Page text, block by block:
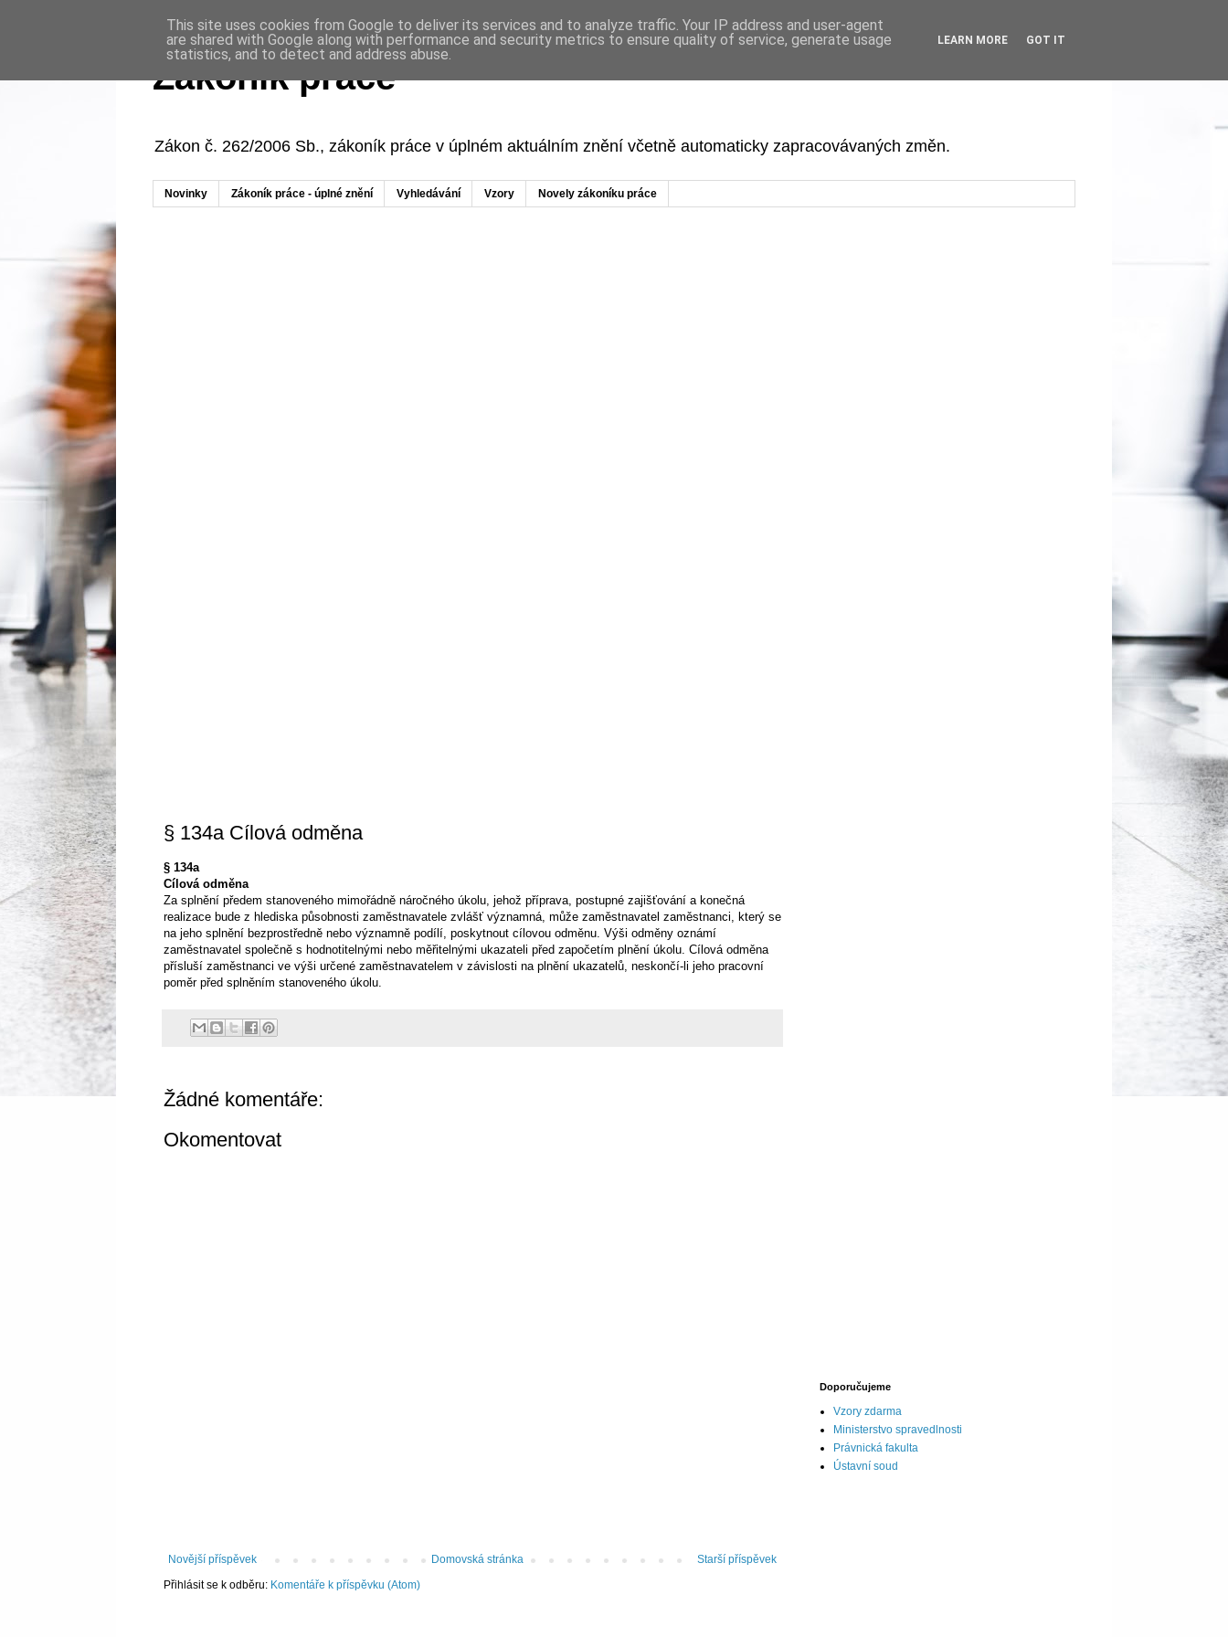
Zákoník práce
Zákon č. 262/2006 Sb., zákoník práce v úplném aktuálním znění včetně automaticky zapracovávaných změn.
Novinky Zákoník práce - úplné znění Vyhledávání Vzory Novely zákoníku práce
§ 134a Cílová odměna
§ 134a
Cílová odměna
Za splnění předem stanoveného mimořádně náročného úkolu, jehož příprava, postupné zajišťování a konečná
realizace bude z hlediska působnosti zaměstnavatele zvlášť významná, může zaměstnavatel zaměstnanci, který se
na jeho splnění bezprostředně nebo významně podílí, poskytnout cílovou odměnu. Výši odměny oznámí
zaměstnavatel společně s hodnotitelnými nebo měřitelnými ukazateli před započetím plnění úkolu. Cílová odměna
přísluší zaměstnanci ve výši určené zaměstnavatelem v závislosti na plnění ukazatelů, neskončí-li jeho pracovní
poměr před splněním stanoveného úkolu.
Žádné komentáře:
Okomentovat
Novější příspěvek Starší příspěvek
Domovská stránka
Přihlásit se k odběru: Komentáře k příspěvku (Atom)
Doporučujeme
Vzory zdarma
Ministerstvo spravedlnosti
Právnická fakulta
Ústavní soud
This site uses cookies from Google to deliver its services and to analyze traffic. Your IP address and user-agent
are shared with Google along with performance and security metrics to ensure quality of service, generate usage
statistics, and to detect and address abuse.
LEARN MORE GOT IT